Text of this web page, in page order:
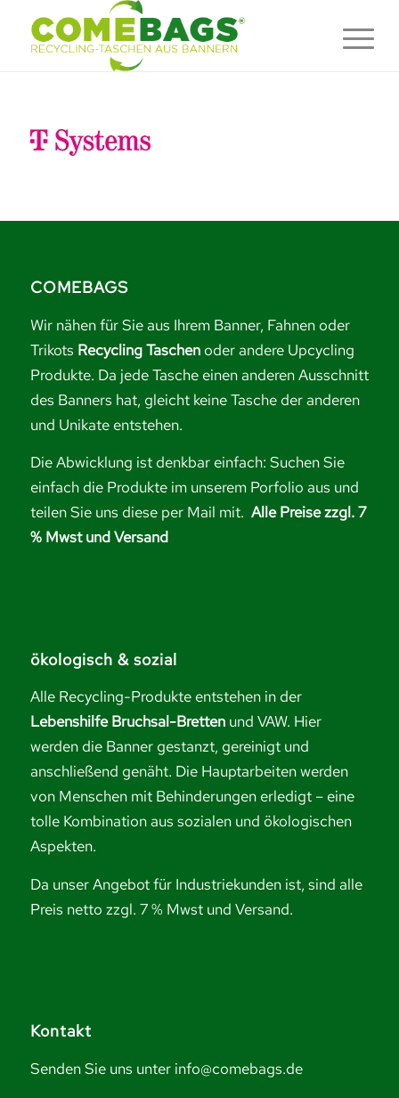
COMEBAGS
Wir nähen für Sie aus Ihrem Banner, Fahnen oder
Trikots Recycling Taschenoder andere Upcycling
Produkte. Da jede Tasche einen anderen Ausschnitt
des Banners hat, gleicht keine Tasche der anderen
und Unikate entstehen.
Die Abwicklung ist denkbar einfach: Suchen Sie
einfach die Produkte im unserem Porfolio aus und
teilen Sie uns diese per Mail mit. Alle Preise zzgl. 7
% Mwst und Versand
ökologisch & sozial
Alle Recycling-Produkte entstehen in der
Lebenshilfe Bruchsal-Bretten und VAW. Hier
werden die Banner gestanzt, gereinigt und
anschließend genäht. Die Hauptarbeiten werden
von Menschen mit Behinderungen erledigt – eine
tolle Kombination aus sozialen und ökologischen
Aspekten.
Da unser Angebot für Industriekunden ist, sind alle
Preis netto zzgl. 7 % Mwst und Versand.
Kontakt
Senden Sie uns unter info@comebags.de